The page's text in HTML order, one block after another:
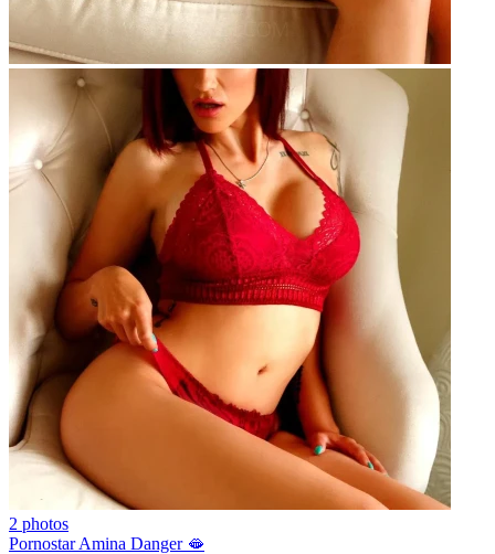
2 photos
Pornostar Amina Danger 🫦